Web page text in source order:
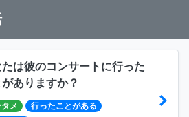
たは彼のコンサートに行った
がありますか？
メ
行ったことがある